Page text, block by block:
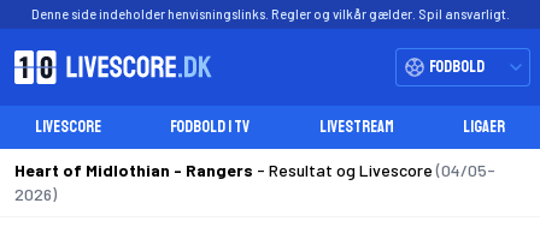
Denne side indeholder henvisningslinks. Regler og vilkår gælder. Spil ansvarligt.
Fodbold
LIVESCORE FODBOLD I TV LIVESTREAM LIGAER
Heart of Midlothian - Rangers - Resultat og Livescore(04/05-
2026)